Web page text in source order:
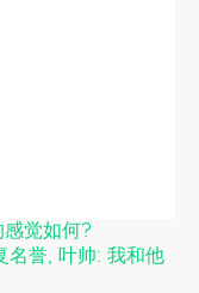
觉如何?
名誉, 叶帅: 我和他